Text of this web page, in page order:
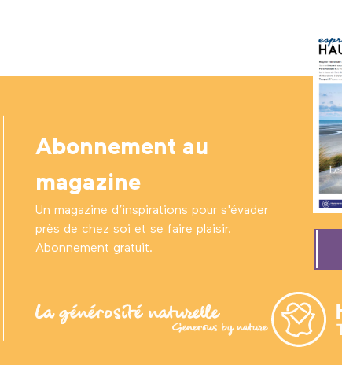
Abonnement au
magazine
Un magazine d’inspirations pour s'évader
près de chez soi et se faire plaisir.
Abonnement gratuit.